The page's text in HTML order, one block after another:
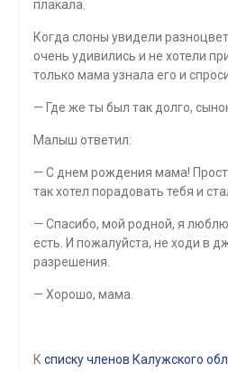
плакала.
Когда слоны увидели
очень удивились и не хотели
только мама узнала его и
— Где же ты был так долго,
Малыш ответил:
— С днем рождения мама!
так хотел порадовать тебя и
— Спасибо, мой родной, я люблю
есть. И пожалуйста, не ходи в
разрешения.
— Хорошо, мама.
К списку членов Калужского